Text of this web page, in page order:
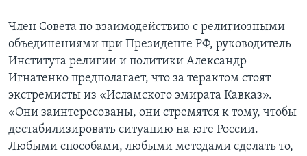
Член Совета по взаимодействию с религиозными
объединениями при Президенте РФ, руководитель
Института религии и политики Александр
Игнатенко предполагает, что за терактом стоят
экстремисты из «Исламского эмирата Кавказ».
«Они заинтересованы, они стремятся к тому, чтобы
дестабилизировать ситуацию на юге России.
Любыми способами, любыми методами сделать то,